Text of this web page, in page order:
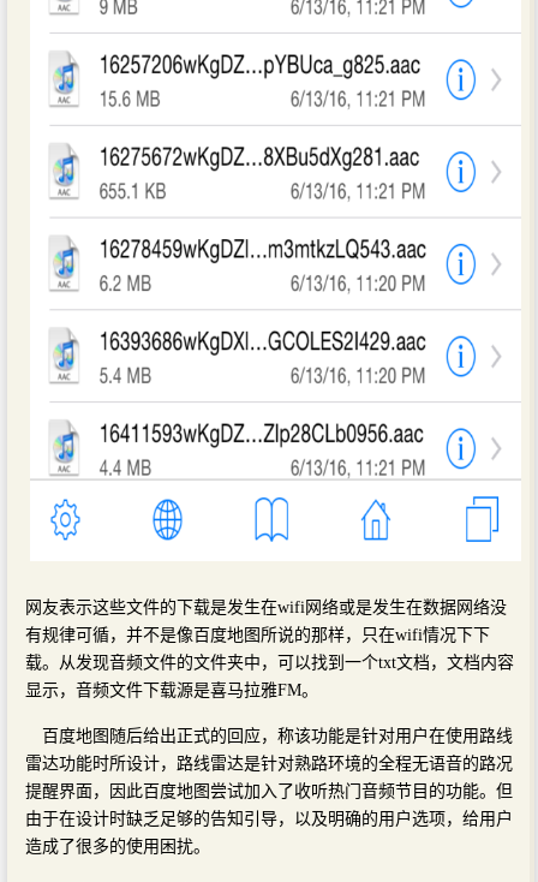
网友表示这些文件的下载是发生在wifi网络或是发生在数据网络没
有规律可循，并不是像百度地图所说的那样，只在wifi情况下下
载。从发现音频文件的文件夹中，可以找到一个txt文档，文档内容
显示，音频文件下载源是喜马拉雅FM。
百度地图随后给出正式的回应，称该功能是针对用户在使用路线
雷达功能时所设计，路线雷达是针对熟路环境的全程无语音的路况
提醒界面，因此百度地图尝试加入了收听热门音频节目的功能。但
由于在设计时缺乏足够的告知引导，以及明确的用户选项，给用户
造成了很多的使用困扰。